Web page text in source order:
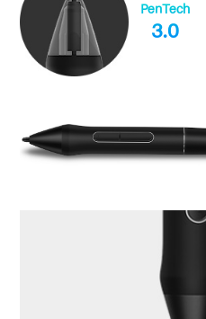
PenTech
3.0